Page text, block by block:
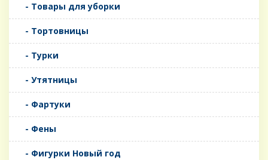
- Товары для уборки
- Тортовницы
- Турки
- Утятницы
- Фартуки
- Фены
- Фигурки Новый год